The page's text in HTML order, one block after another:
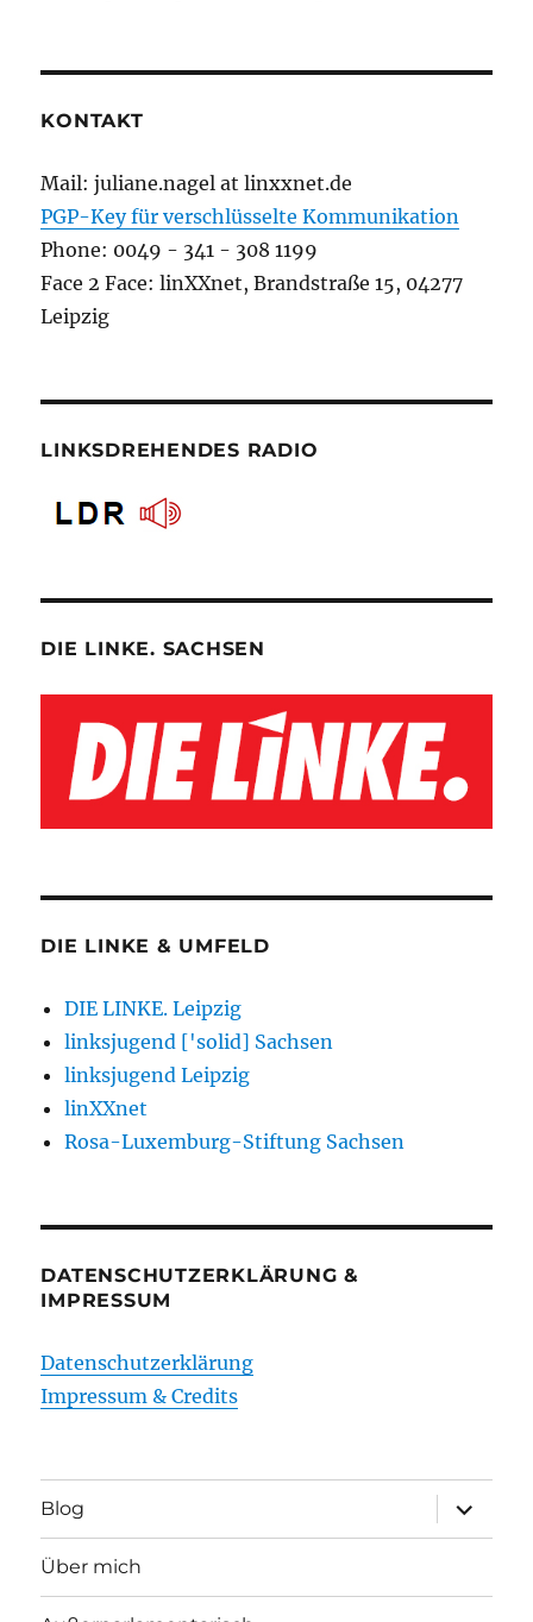
KONTAKT
Mail: juliane.nagel at linxxnet.de
PGP-Key für verschlüsselte Kommunikation
Phone: 0049 - 341 - 308 1199
Face 2 Face: linXXnet, Brandstraße 15, 04277
Leipzig
LINKSDREHENDES RADIO
DIE LINKE. SACHSEN
DIE LINKE & UMFELD
DIE LINKE. Leipzig
linksjugend ['solid] Sachsen
linksjugend Leipzig
linXXnet
Rosa-Luxemburg-Stiftung Sachsen
DATENSCHUTZERKLÄRUNG &
IMPRESSUM
Datenschutzerklärung
Impressum & Credits
Blog
öffnen
Über mich